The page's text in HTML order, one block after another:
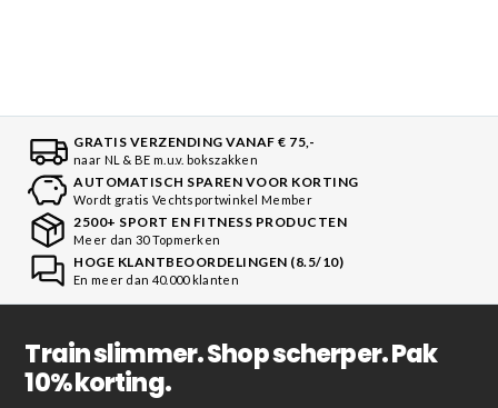
GRATIS VERZENDING VANAF € 75,-
naar NL & BE m.u.v. bokszakken
AUTOMATISCH SPAREN VOOR KORTING
Wordt gratis Vechtsportwinkel Member
2500+ SPORT EN FITNESS PRODUCTEN
Meer dan 30 Topmerken
HOGE KLANTBEOORDELINGEN (8.5/10)
En meer dan 40.000 klanten
Train slimmer. Shop scherper. Pak
10% korting.